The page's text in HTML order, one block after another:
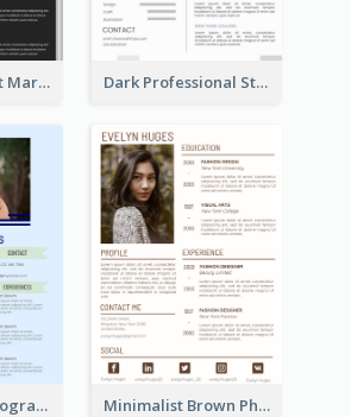
Dark Minimalist Marketing Manager Resume Dark Professional Student Resume
Light Blue Photographer Resume Minimalist Brown Photography Resume